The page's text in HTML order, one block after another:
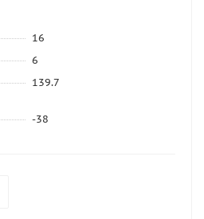
16
6
139.7
-38